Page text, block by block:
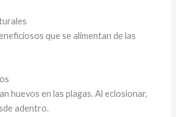
que se alimentan de las
huevos en las plagas. Al eclosionar,
adentro.